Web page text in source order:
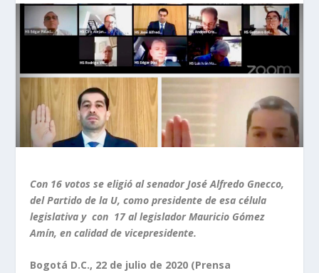
Con 16 votos se eligió al senador José Alfredo Gnecco,
del Partido de la U, como presidente de esa célula
legislativa y con 17 al legislador Mauricio Gómez
Amín, en calidad de vicepresidente.
Bogotá D.C., 22 de julio de 2020 (Prensa